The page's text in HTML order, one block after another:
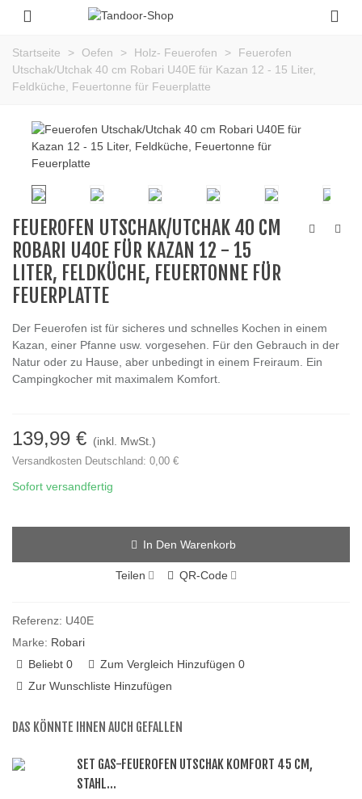
Startseite > Oefen > Holz- Feuerofen >
Feuerofen
Utschak/Utchak 40 cm Robari U40E für Kazan 12 - 15 Liter,
Feldküche, Feuertonne für Feuerplatte
FEUEROFEN UTSCHAK/UTCHAK 40 CM
ROBARI U40E FÜR KAZAN 12 - 15
LITER, FELDKÜCHE, FEUERTONNE FÜR
FEUERPLATTE
Der Feuerofen ist für sicheres und schnelles Kochen in einem
Kazan, einer Pfanne usw. vorgesehen. Für den Gebrauch in der
Natur oder zu Hause, aber unbedingt in einem Freiraum. Ein
Campingkocher mit maximalem Komfort.
139,99 € (inkl. MwSt.)
Versandkosten Deutschland: 0,00 €
Sofort versandfertig
In Den Warenkorb
Teilen QR-Code
Referenz: U40E
Marke: Robari
Beliebt 0 Zum Vergleich Hinzufügen 0
Zur Wunschliste Hinzufügen
DAS KÖNNTE IHNEN AUCH GEFALLEN
SET GAS-FEUEROFEN UTSCHAK KOMFORT 45 CM,
STAHL...